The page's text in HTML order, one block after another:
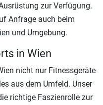
zur Verfügung.
Anfrage auch beim
und Umgebung.
in Wien
nicht nur Fitnessgeräte
aus dem Umfeld. Unser
richtige Faszienrolle zur